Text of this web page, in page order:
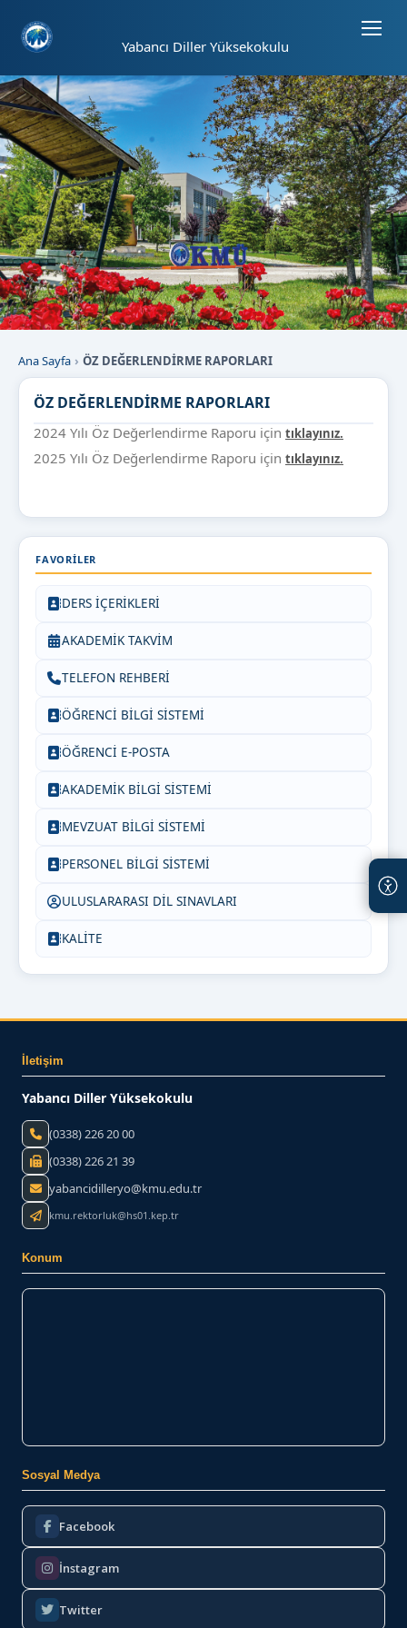
Yabancı Diller Yüksekokulu
Ana Sayfa ÖZ DEĞERLENDİRME RAPORLARI
ÖZ DEĞERLENDİRME RAPORLARI
2024 Yılı Öz Değerlendirme Raporu için tıklayınız.
2025 Yılı Öz Değerlendirme Raporu için tıklayınız.
FAVORILER
DERS İÇERİKLERİ
AKADEMİK TAKVİM
TELEFON REHBERİ
ÖĞRENCİ BİLGİ SİSTEMİ
ÖĞRENCİ E-POSTA
AKADEMİK BİLGİ SİSTEMİ
MEVZUAT BİLGİ SİSTEMİ
PERSONEL BİLGİ SİSTEMİ
ULUSLARARASI DİL SINAVLARI
KALİTE
İletişim
Yabancı Diller Yüksekokulu
(0338) 226 20 00
(0338) 226 21 39
yabancidilleryo@kmu.edu.tr
kmu.rektorluk@hs01.kep.tr
Konum
Sosyal Medya
Facebook
İnstagram
Twitter